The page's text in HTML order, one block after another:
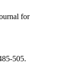
for
505.